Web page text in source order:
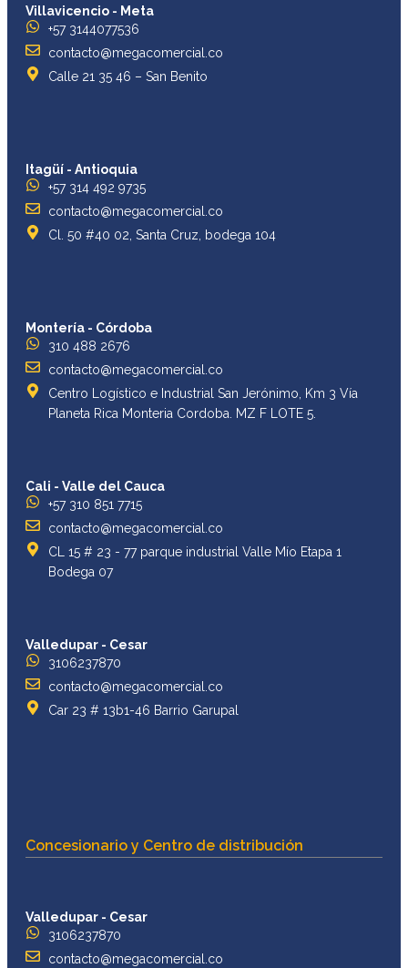
Villavicencio - Meta
+57 3144077536
contacto@megacomercial.co
Calle 21 35 46 – San Benito
Itagüí - Antioquia
+57 314 492 9735
contacto@megacomercial.co
Cl. 50 #40 02, Santa Cruz, bodega 104
Montería - Córdoba
310 488 2676
contacto@megacomercial.co
Centro Logístico e Industrial San Jerónimo, Km 3 Vía
Planeta Rica Monteria Cordoba. MZ F LOTE 5.
Cali - Valle del Cauca
+57 310 851 7715
contacto@megacomercial.co
CL 15 # 23 - 77 parque industrial Valle Mío Etapa 1
Bodega 07
Valledupar - Cesar
3106237870
contacto@megacomercial.co
Car 23 # 13b1-46 Barrio Garupal
Concesionario y Centro de distribución
Valledupar - Cesar
3106237870
contacto@megacomercial.co